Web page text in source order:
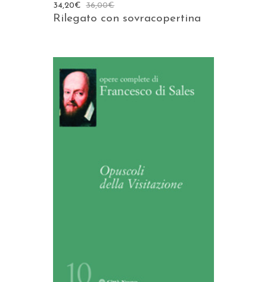
36,00€
34,20€
Rilegato con sovracopertina
AGGIUNGI AL CARRELLO